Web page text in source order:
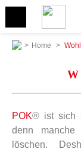
> Home >
POK® ist sich
denn
löschen.